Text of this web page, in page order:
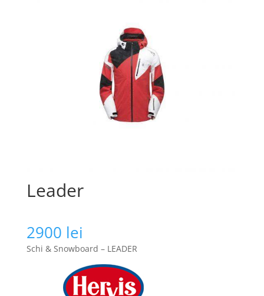
Leader
2900 lei
Schi & Snowboard – LEADER